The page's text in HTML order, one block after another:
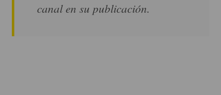
canal en su publicación.